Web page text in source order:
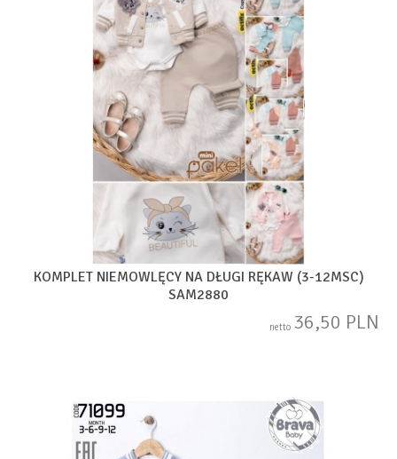
KOMPLET NIEMOWLĘCY NA DŁUGI RĘKAW (3-12MSC)
SAM2880
netto 36,50 PLN